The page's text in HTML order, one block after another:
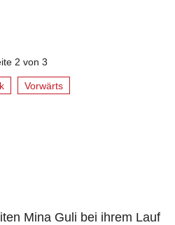
2 von 3
Vorwärts
Mina Guli bei ihrem Lauf